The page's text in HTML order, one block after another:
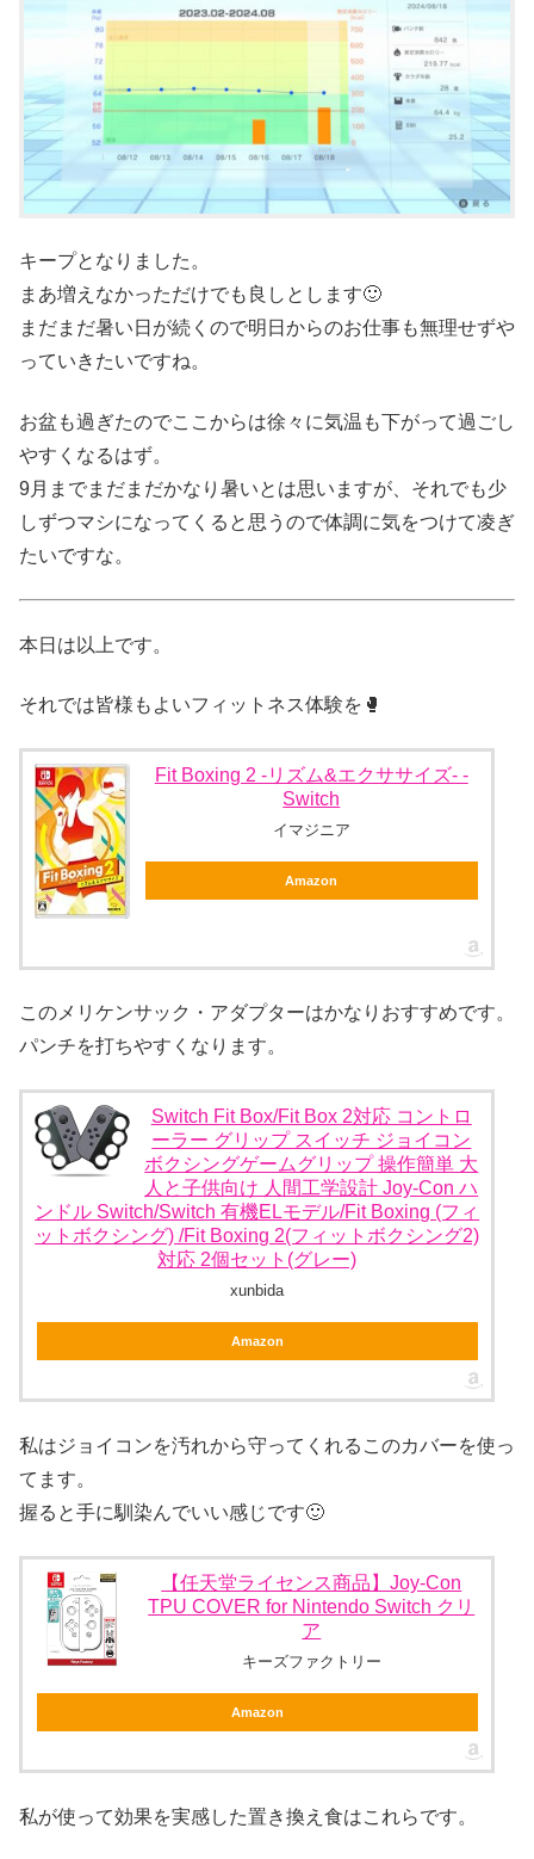
キープとなりました。
まあ増えなかっただけでも良しとします🙂
まだまだ暑い日が続くので明日からのお仕事も無理せずや
っていきたいですね。
お盆も過ぎたのでここからは徐々に気温も下がって過ごし
やすくなるはず。
9月までまだまだかなり暑いとは思いますが、それでも少
しずつマシになってくると思うので体調に気をつけて凌ぎ
たいですな。
本日は以上です。
それでは皆様もよいフィットネス体験を🥊
Fit Boxing 2 -リズム&エクササイズ- -
Switch
イマジニア
Amazon
このメリケンサック・アダプターはかなりおすすめです。
パンチを打ちやすくなります。
Switch Fit Box/Fit Box 2対応 コントロ
ーラー グリップ スイッチ ジョイコン
ボクシングゲームグリップ 操作簡単 大
人と子供向け 人間工学設計 Joy-Con ハ
ンドル Switch/Switch 有機ELモデル/Fit Boxing (フィ
ットボクシング) /Fit Boxing 2(フィットボクシング2)
対応 2個セット(グレー)
xunbida
Amazon
私はジョイコンを汚れから守ってくれるこのカバーを使っ
てます。
握ると手に馴染んでいい感じです🙂
【任天堂ライセンス商品】Joy-Con
TPU COVER for Nintendo Switch クリ
ア
キーズファクトリー
Amazon
私が使って効果を実感した置き換え食はこれらです。